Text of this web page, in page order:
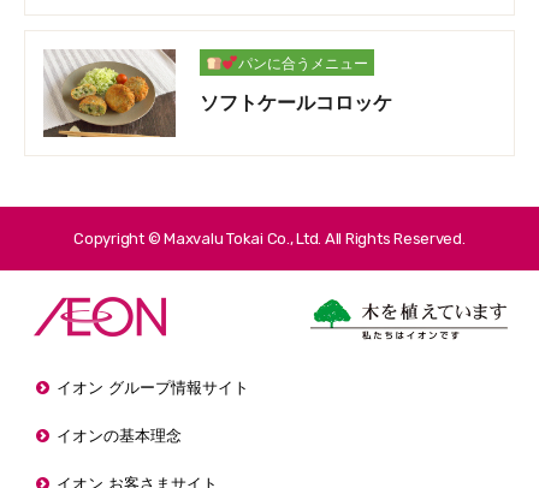
パンに合うメニュー
ソフトケールコロッケ
Copyright © Maxvalu Tokai Co., Ltd. All Rights Reserved.
イオン グループ情報サイト
イオンの基本理念
イオン お客さまサイト